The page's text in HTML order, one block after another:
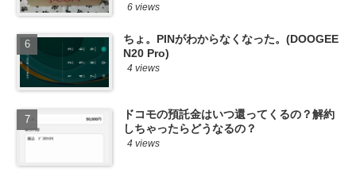
6 views
ちょ。PINがわからなくなった。(DOOGEE
N20 Pro)
4 views
ドコモの預託金はいつ還ってくるの？解約
しちゃったらどうなるの？
4 views